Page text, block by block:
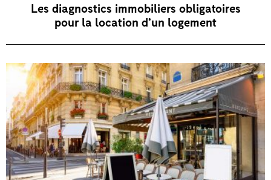
Les diagnostics immobiliers obligatoires
pour la location d’un logement